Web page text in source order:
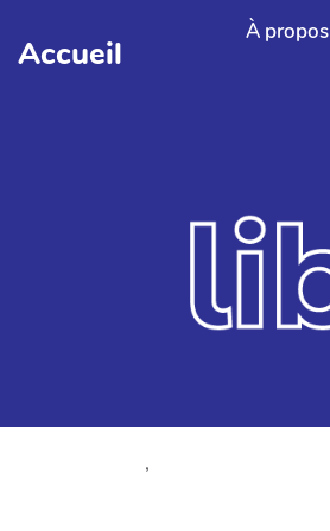
Aller au contenu principal
Accueil
À propos
,